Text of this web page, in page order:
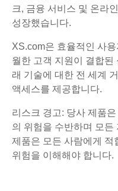
크, 금융 서비스 및 온라
성장했습니다.
XS.com은 효율적인 사
월한 고객 지원이 결합된
래 기술에 대한 전 세계
액세스를 제공합니다.
리스크 경고: 당사 제품
의 위험을 수반하며 모든
제품은 모든 사람에게 적
위험을 이해해야 합니다.